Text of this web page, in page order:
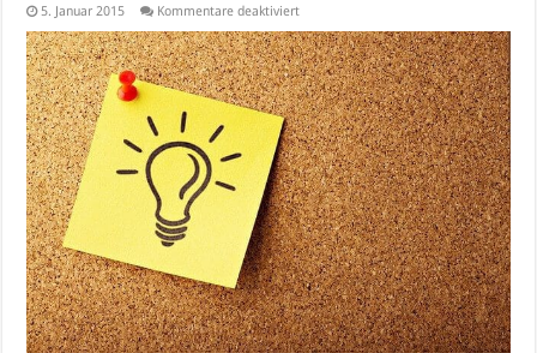
5. Januar 2015 Kommentare deaktiviertfür
Wurstfüller
–
Bratwurst
selber
machen